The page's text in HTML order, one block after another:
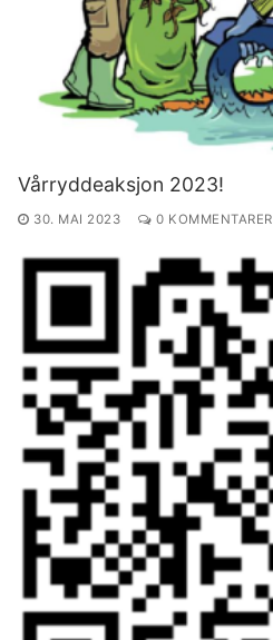
Vårryddeaksjon 2023!
30. MAI 2023 0 KOMMENTARER